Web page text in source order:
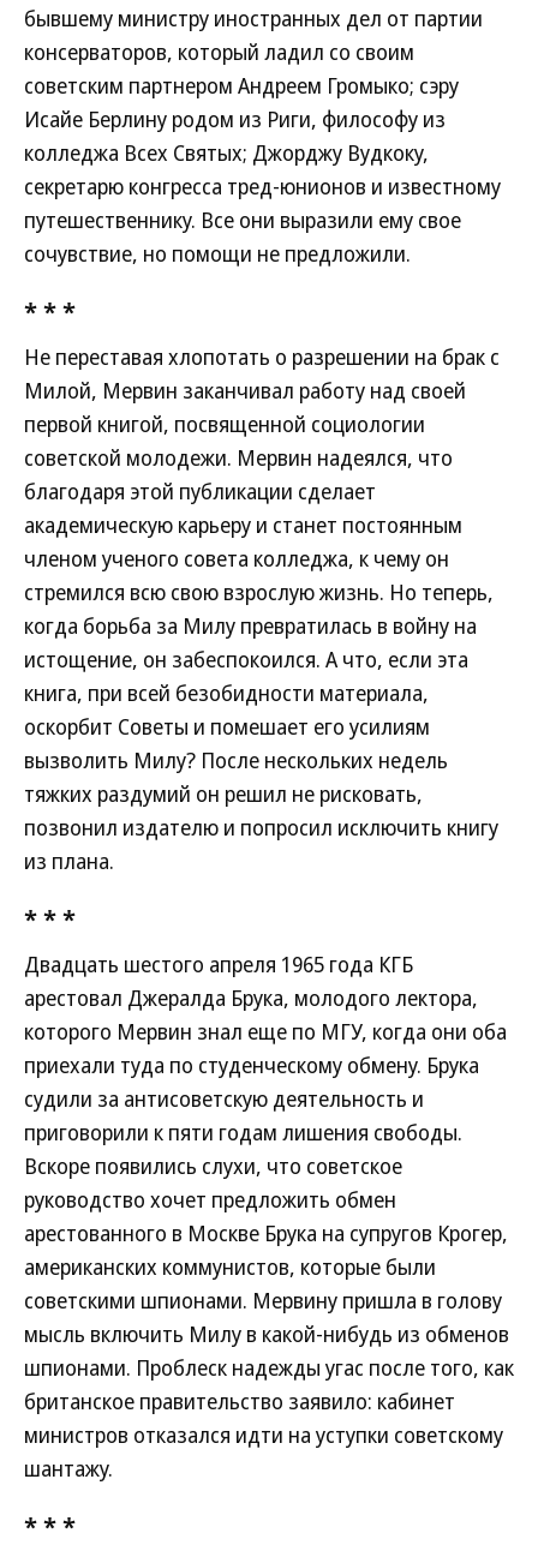
бывшему министру иностранных дел от партии
консерваторов, который ладил со своим
советским партнером Андреем Громыко; сэру
Исайе Берлину родом из Риги, философу из
колледжа Всех Святых; Джорджу Вудкоку,
секретарю конгресса тред-юнионов и известному
путешественнику. Все они выразили ему свое
сочувствие, но помощи не предложили.
* * *
Не переставая хлопотать о разрешении на брак с
Милой, Мервин заканчивал работу над своей
первой книгой, посвященной социологии
советской молодежи. Мервин надеялся, что
благодаря этой публикации сделает
академическую карьеру и станет постоянным
членом ученого совета колледжа, к чему он
стремился всю свою взрослую жизнь. Но теперь,
когда борьба за Милу превратилась в войну на
истощение, он забеспокоился. А что, если эта
книга, при всей безобидности материала,
оскорбит Советы и помешает его усилиям
вызволить Милу? После нескольких недель
тяжких раздумий он решил не рисковать,
позвонил издателю и попросил исключить книгу
из плана.
* * *
Двадцать шестого апреля 1965 года КГБ
арестовал Джералда Брука, молодого лектора,
которого Мервин знал еще по МГУ, когда они оба
приехали туда по студенческому обмену. Брука
судили за антисоветскую деятельность и
приговорили к пяти годам лишения свободы.
Вскоре появились слухи, что советское
руководство хочет предложить обмен
арестованного в Москве Брука на супругов Крогер,
американских коммунистов, которые были
советскими шпионами. Мервину пришла в голову
мысль включить Милу в какой-нибудь из обменов
шпионами. Проблеск надежды угас после того, как
британское правительство заявило: кабинет
министров отказался идти на уступки советскому
шантажу.
* * *